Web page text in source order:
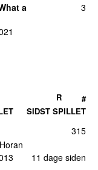
12 dage siden
2
a
3
SIDST SPILLET
R #
11 dage siden
315